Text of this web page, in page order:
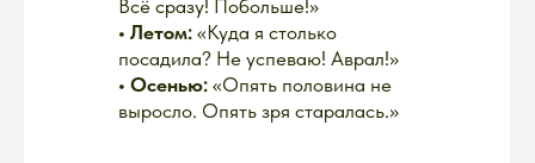
Без плана вы каждый сезон
начинаете с нуля и делаете
одни и те же ошибки